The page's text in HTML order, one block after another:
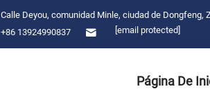
Calle Deyou, comunidad Minle, ciudad de Dongfeng,
+86 13924990837
[email protected]
Página De